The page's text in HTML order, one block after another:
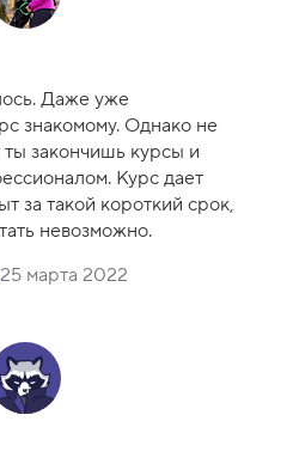
Даже уже
знакомому. Однако не
ты закончишь курсы и
Курс дает
за такой короткий срок,
невозможно.
25 марта 2022